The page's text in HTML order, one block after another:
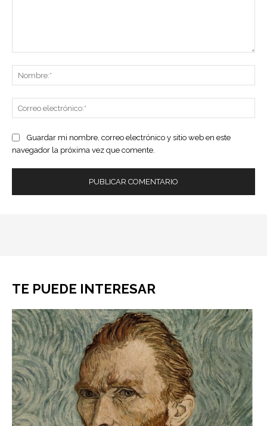
Guardar mi nombre, correo electrónico y sitio web en este
navegador la próxima vez que comente.
TE PUEDE INTERESAR